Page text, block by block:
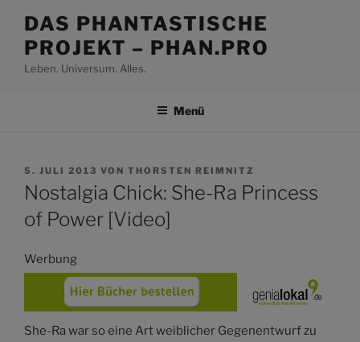
Inhalt
springen
DAS PHANTASTISCHE
PROJEKT – PHAN.PRO
Leben. Universum. Alles.
Menü
VERÖFFENTLICHT
AM
5. JULI 2013 VON THORSTEN REIMNITZ
Nostalgia Chick: She-Ra Princess
of Power [Video]
Werbung
She-Ra war so eine Art weiblicher Gegenentwurf zu